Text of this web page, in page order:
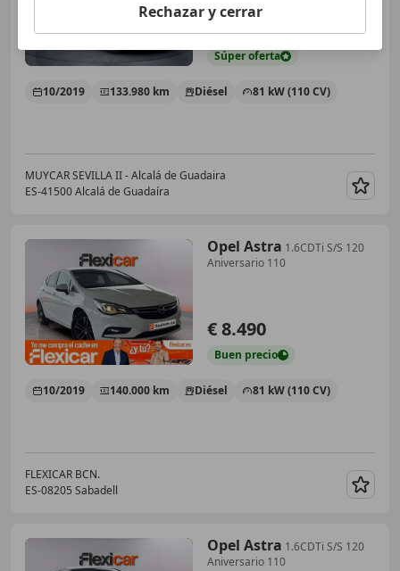
€ 7.990
Súperoferta
10/2019 133.980 km Diésel 81 kW (110 CV)
MUYCAR SEVILLA II - Alcalá de Guadaira
ES-41500 Alcalá de Guadaíra
Opel Astra 1.6CDTi S/S 120
Aniversario 110
€ 8.490
Buen precio
10/2019 140.000 km Diésel 81 kW (110 CV)
FLEXICAR BCN.
ES-08205 Sabadell
Opel Astra 1.6CDTi S/S 120
Aniversario 110
Rechazar y cerrar